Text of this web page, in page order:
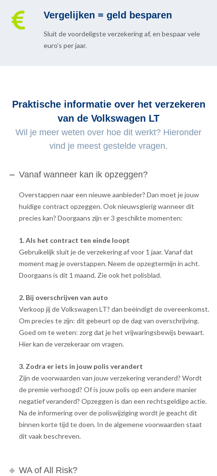
Vergelijken = geld besparen
Sluit de voordeligste verzekering af, en bespaar vele
euro’s per jaar.
Praktische informatie over het verzekeren
van de Volkswagen LT
Wil je meer weten over hoe dit werkt? Hieronder
vind je meest gestelde vragen.
Vanaf wanneer kan ik opzeggen?
Overstappen naar een nieuwe aanbieder? Dan moet je jouw
huidige contract opzeggen. Ook nieuwsgierig wanneer dit
precies kan? Doorgaans zijn er 3 geschikte momenten:
1. Als het contract ten einde loopt
Gebruikelijk sluit je de verzekering af voor 1 jaar. Vanaf dat
moment mag je overstappen. Neem de opzegtermijn in acht.
Doorgaans is dit 1 maand. Zie ook het polisblad.
2. Bij overschrijven van auto
Verkoop jij de Volkswagen LT? dan beëindigt de overeenkomst.
Om precies te zijn: dit gebeurt op de dag van overschrijving.
Goed om te weten: zorg dat je het vrijwaringsbewijs bewaart.
Hier kan de verzekeraar om vragen.
3. Zodra er iets in jouw polis verandert
Zijn de voorwaarden van jouw verzekering veranderd? Wordt
de premie verhoogd? Of is jouw polis op een andere manier
negatief veranderd? Opzeggen is dan een rechtsgeldige actie.
Na de informering over de poliswijziging wordt je geacht dit
binnen korte tijd te doen. In de algemene voorwaarden staat
dit vaak beschreven.
WA of All Risk?